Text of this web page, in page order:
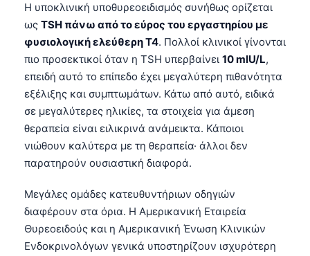
Η υποκλινική υποθυρεοειδισμός συνήθως ορίζεται
ως TSH πάνω από το εύρος του εργαστηρίου με
φυσιολογική ελεύθερη T4. Πολλοί κλινικοί γίνονται
πιο προσεκτικοί όταν η TSH υπερβαίνει 10 mIU/L,
επειδή αυτό το επίπεδο έχει μεγαλύτερη πιθανότητα
εξέλιξης και συμπτωμάτων. Κάτω από αυτό, ειδικά
σε μεγαλύτερες ηλικίες, τα στοιχεία για άμεση
θεραπεία είναι ειλικρινά ανάμεικτα. Κάποιοι
νιώθουν καλύτερα με τη θεραπεία· άλλοι δεν
παρατηρούν ουσιαστική διαφορά.
Μεγάλες ομάδες κατευθυντήριων οδηγιών
διαφέρουν στα όρια. Η Αμερικανική Εταιρεία
Θυρεοειδούς και η Αμερικανική Ένωση Κλινικών
Ενδοκρινολόγων γενικά υποστηρίζουν ισχυρότερη
Қазақ тілі
Suomi
Hrvatski
Slovenčina
پښتو
سنڌي
සිංහල
অসমীয়া
Galego
Latviešu valoda